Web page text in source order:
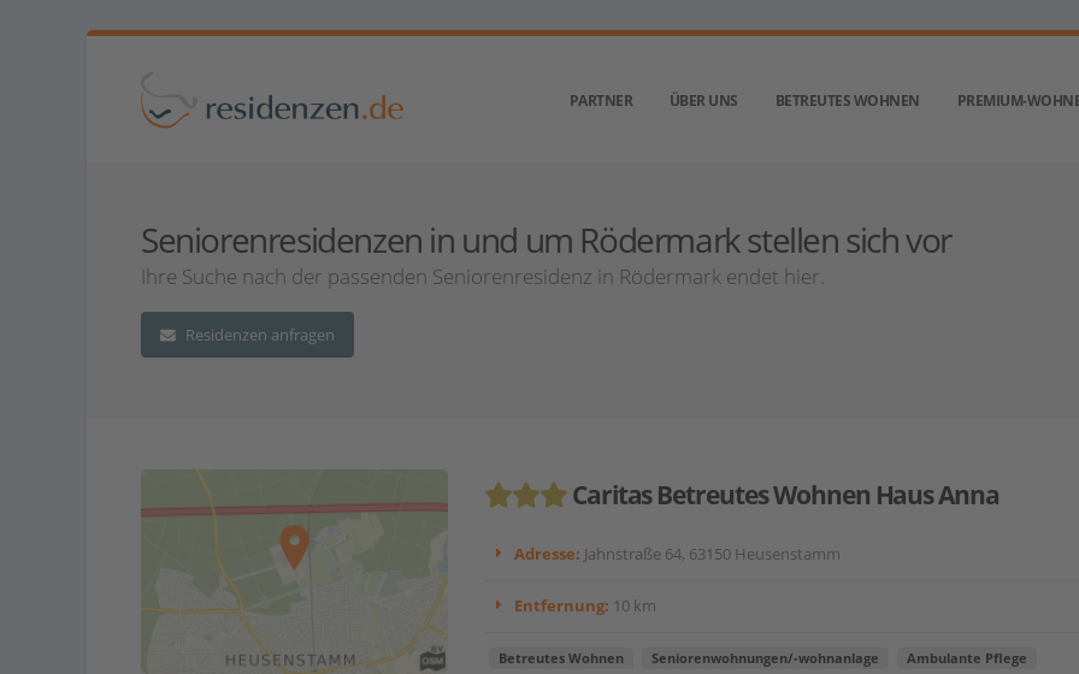
PARTNER ÜBER UNS BETREUTES WOHNEN PREMIUM-
Seniorenresidenzen in und um Rödermark stellen sich vor
Ihre Suche nach der passenden Seniorenresidenz in Rödermark endet hier.
Residenzen anfragen
Caritas Betreutes Wohnen Haus Anna
Adresse: Jahnstraße 64, 63150 Heusenstamm
Entfernung: 10 km
Betreutes Wohnen Seniorenwohnungen/-wohnanlage Ambulante Pflege